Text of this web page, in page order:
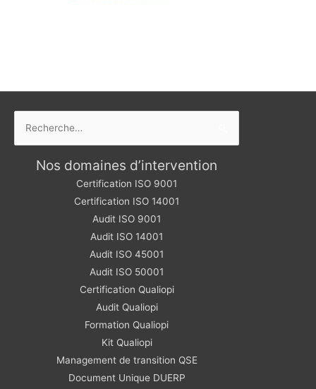
Nos domaines d’intervention
Certification ISO 9001
Certification ISO 14001
Audit ISO 9001
Audit ISO 14001
Audit ISO 45001
Audit ISO 50001
Certification Qualiopi
Audit Qualiopi
Formation Qualiopi
Kit Qualiopi
Management de transition QSE
Document Unique DUERP